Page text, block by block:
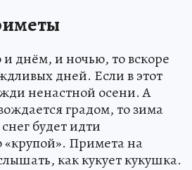
днём, и ночью, то вскоре
дней. Если в этот
ненастной осени. А
градом, то зима
будет идти
Примета на
как кукует кукушка.